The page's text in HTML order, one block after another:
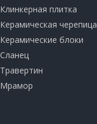
​Клинкерная плитка
​Керамическая черепица
​Керамические блоки
​Сланец
Травертин​
​Мрамор